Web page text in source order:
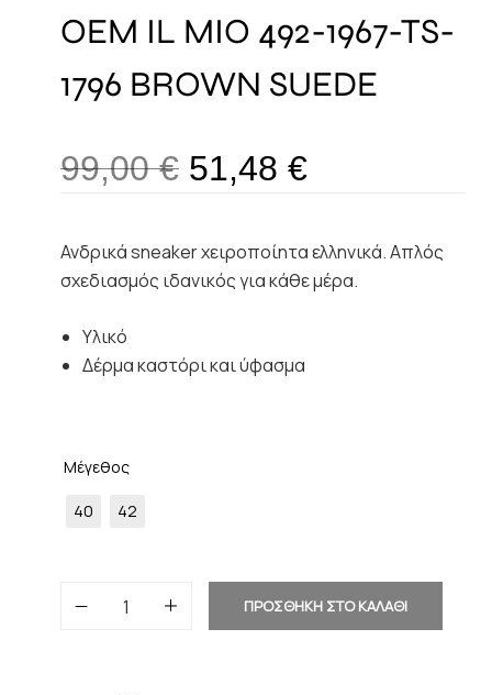
OEM IL MIO 492-1967-TS-
1796 BROWN SUEDE
99,00€ 51,48 €
Ανδρικά sneaker χειροποίητα ελληνικά. Απλός
σχεδιασμός ιδανικός για κάθε μέρα.
Υλικό
Δέρμα καστόρι και ύφασμα
Μέγεθος
40 42
ΠΡΟΣΘΗΚΗ ΣΤΟ ΚΑΛΑΘΙ